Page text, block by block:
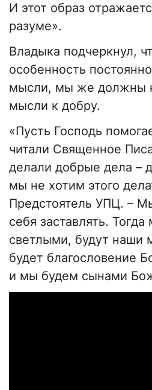
И этот образ
разуме».
Владыка подчеркнул,
особенность
мысли, мы же должны
мысли к добру.
«Пусть Господь
читали Священное
делали добрые дела –
мы не хотим этого
Предстоятель УПЦ. –
себя заставлять.
светлыми, будут наши
будет благословение
и мы будем сынами